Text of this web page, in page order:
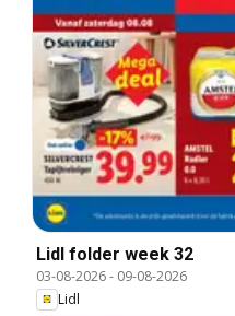
Lidl folder week 32
03-08-2026- 09-08-2026
Lidl